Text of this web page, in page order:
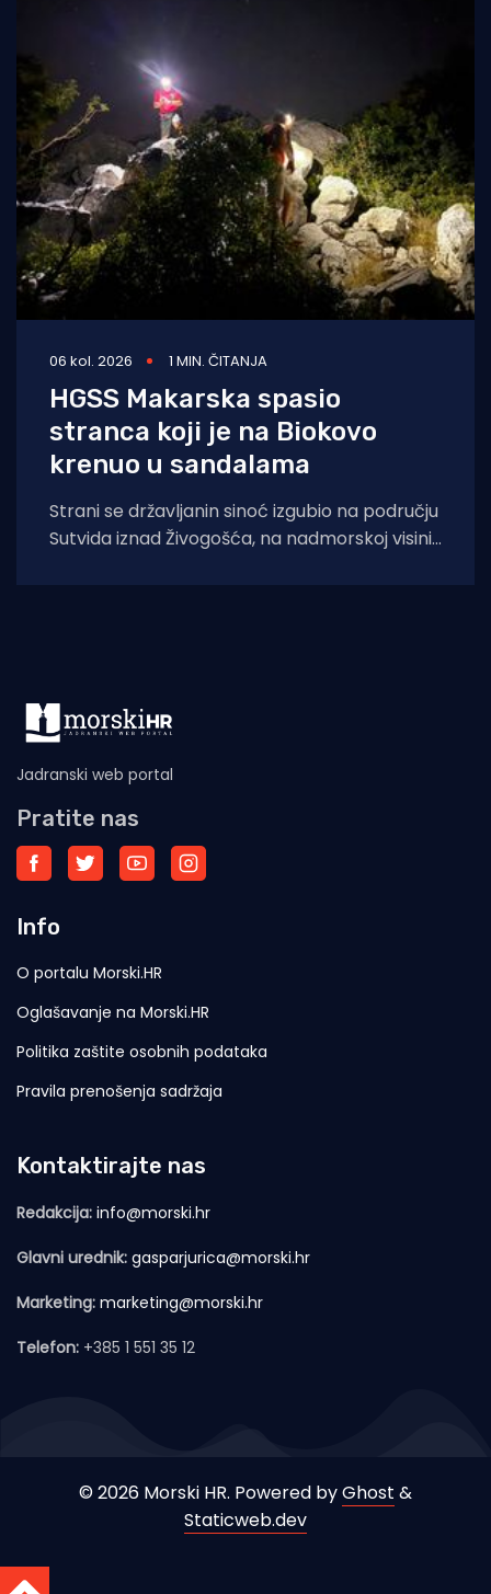
06 kol. 2026 1 MIN. ČITANJA
HGSS Makarska spasio
stranca koji je na Biokovo
krenuo u sandalama
Strani se državljanin sinoć izgubio na području
Sutvida iznad Živogošća, na nadmorskoj visini
Jadranski web portal
Pratite nas
Info
O portalu Morski.HR
Oglašavanje na Morski.HR
Politika zaštite osobnih podataka
Pravila prenošenja sadržaja
Kontaktirajte nas
Redakcija: info@morski.hr
Glavni urednik: gasparjurica@morski.hr
Marketing: marketing@morski.hr
Telefon: +385 1 551 35 12
© 2026 Morski HR. Powered byGhost &
Staticweb.dev